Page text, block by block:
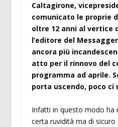
Caltagirone,
comunicato le proprie
oltre 12 anni al vertice
l’editore del
ancora più
atto per il rinnovo del
programma ad aprile.
porta uscendo, poco ci
Infatti in questo modo ha
certa ruvidità ma di